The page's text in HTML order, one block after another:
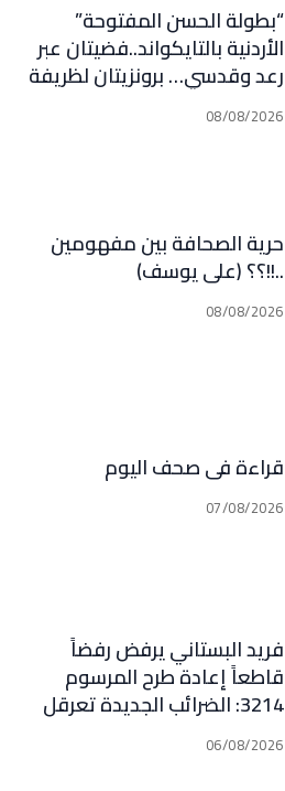
“بطولة الحسن المفتوحة”
الأردنية بالتايكواند..فضيتان عبر
رعد وقدسي… برونزيتان لظريفة
وأبي هيلا
08/08/2026
حرية الصحافة بين مفهومين
..!!؟؟ (علي يوسف)
08/08/2026
قراءة في صحف اليوم
07/08/2026
فريد البستاني يرفض رفضاً
قاطعاً إعادة طرح المرسوم
3214: الضرائب الجديدة تعرقل
التعافي الاقتصادي وتناقض
مبدأ الشراكة
06/08/2026